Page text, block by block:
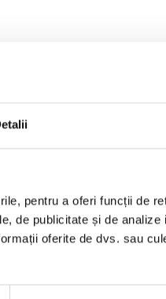
pentru a oferi funcții de
de publicitate și de
oferite de dvs. sau